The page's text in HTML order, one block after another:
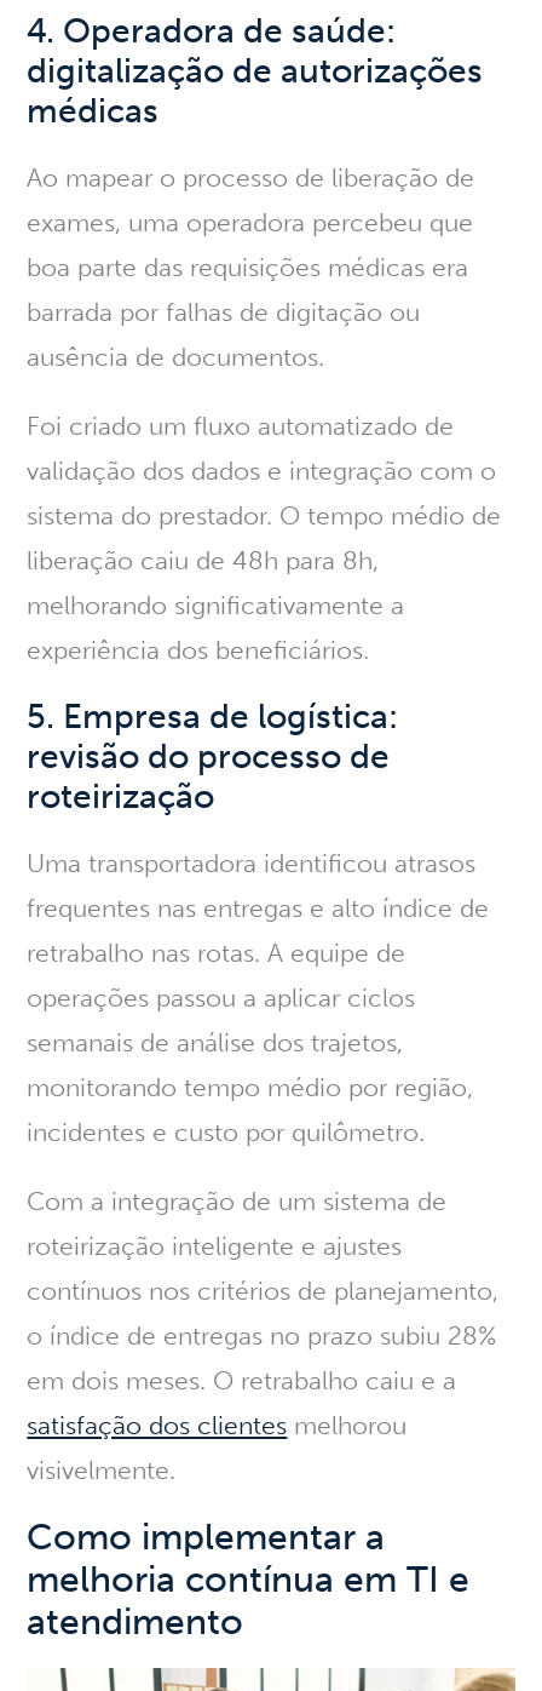
4. Operadora de saúde:
digitalização de autorizações
médicas
Ao mapear o processo de liberação de
exames, uma operadora percebeu que
boa parte das requisições médicas era
barrada por falhas de digitação ou
ausência de documentos.
Foi criado um fluxo automatizado de
validação dos dados e integração com o
sistema do prestador. O tempo médio de
liberação caiu de 48h para 8h,
melhorando significativamente a
experiência dos beneficiários.
5. Empresa de logística:
revisão do processo de
roteirização
Uma transportadora identificou atrasos
frequentes nas entregas e alto índice de
retrabalho nas rotas. A equipe de
operações passou a aplicar ciclos
semanais de análise dos trajetos,
monitorando tempo médio por região,
incidentes e custo por quilômetro.
Com a integração de um sistema de
roteirização inteligente e ajustes
contínuos nos critérios de planejamento,
o índice de entregas no prazo subiu 28%
em dois meses. O retrabalho caiu e a
satisfação dos clientes melhorou
visivelmente.
Como implementar a
melhoria contínua em TI e
atendimento